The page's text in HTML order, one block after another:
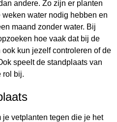
andere. Zo zijn er planten
water nodig hebben en
maand zonder water. Bij
hoe vaak dat bij de
kun jezelf controleren of de
speelt de standplaats van
rol bij.
je vetplanten tegen die je het